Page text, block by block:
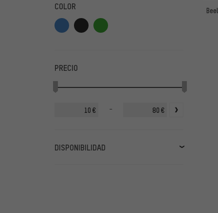
COLOR
PRECIO
€ - €
DISPONIBILIDAD